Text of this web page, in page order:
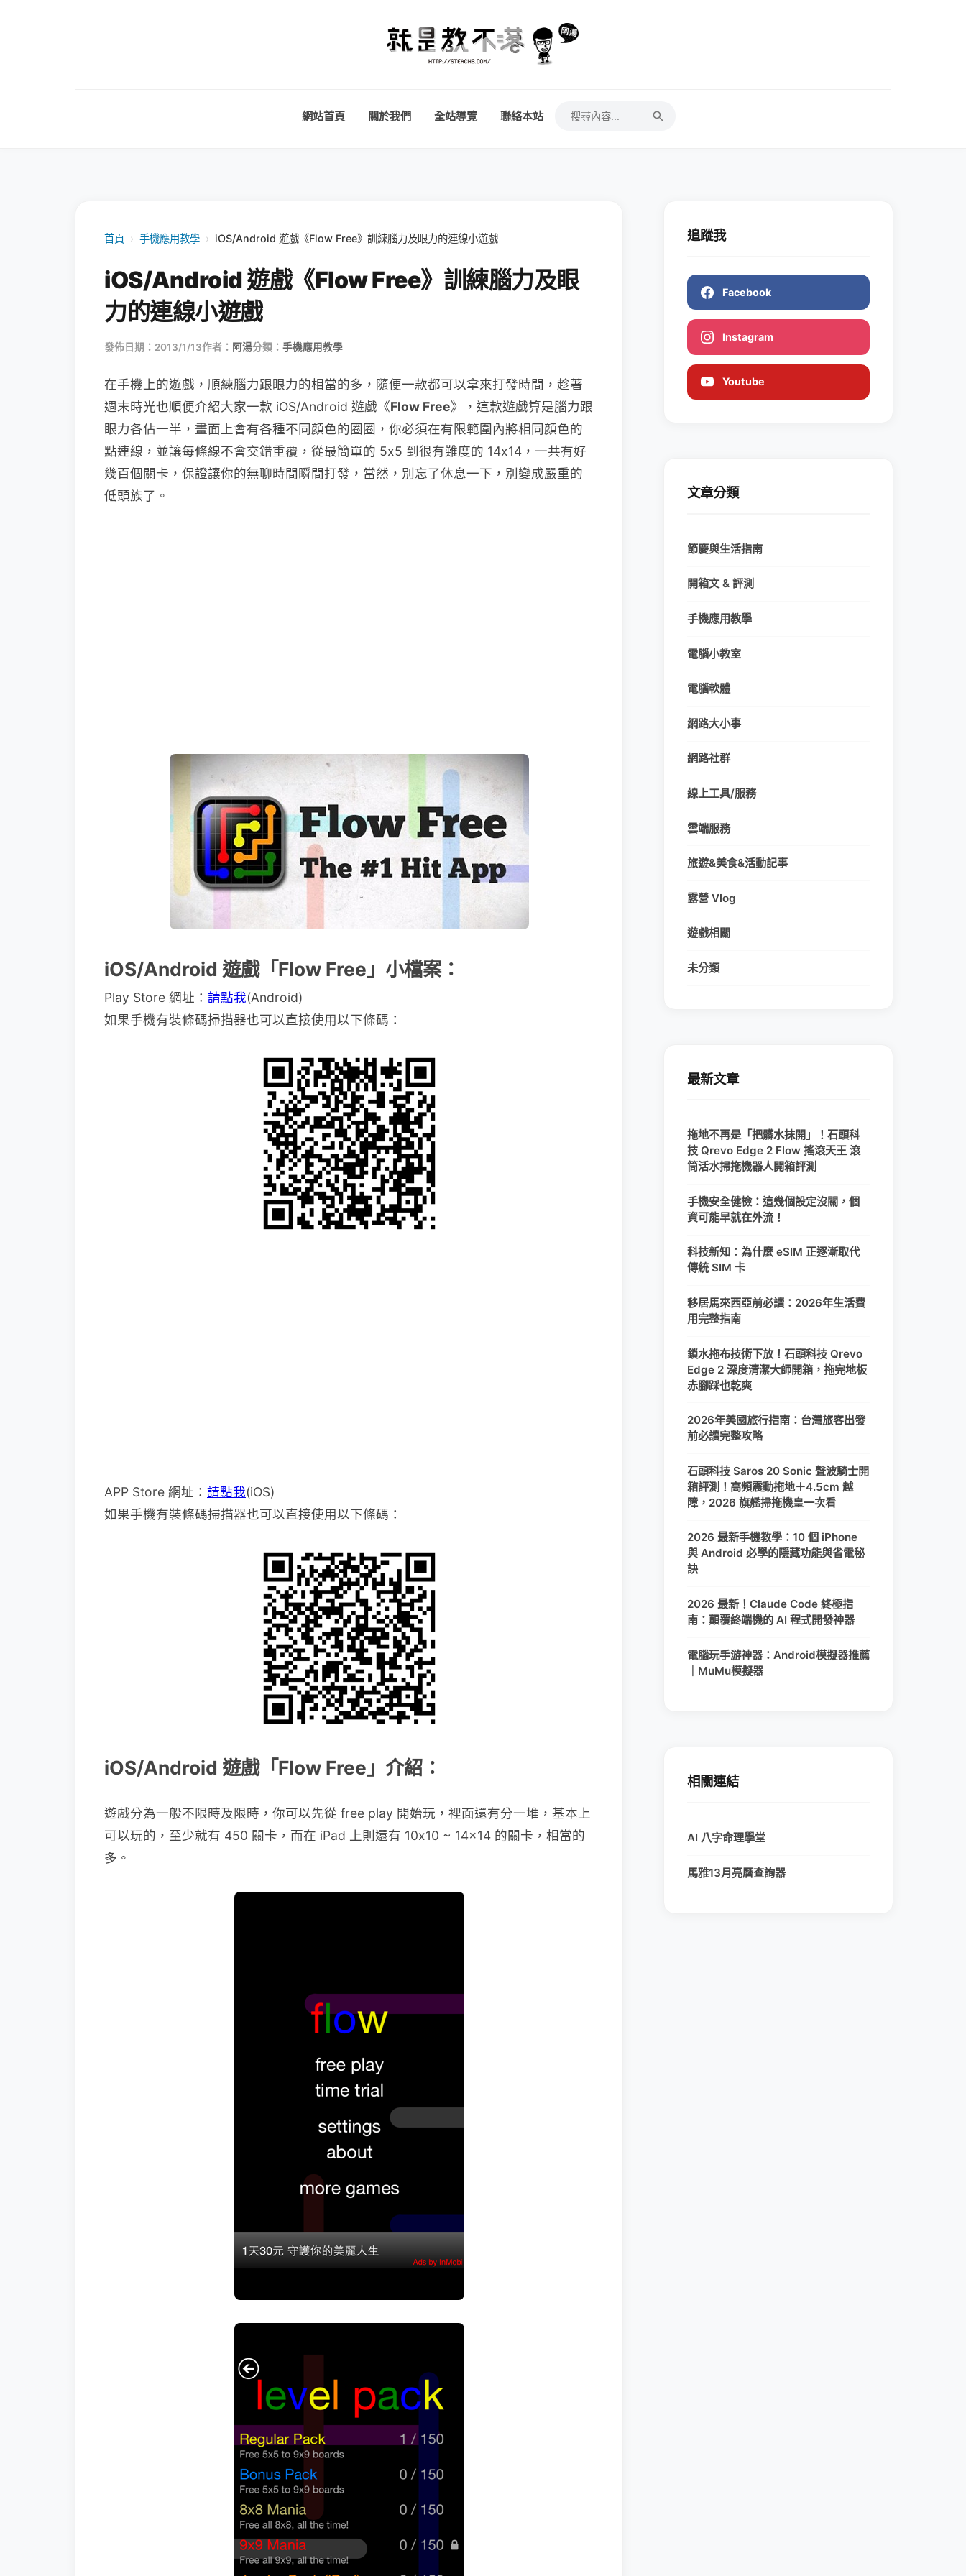
網站首頁 關於我們 全站導覽 聯絡本站
首頁 › 手機應用教學 › iOS/Android 遊戲《Flow Free》訓練腦力及眼力的連線小遊戲
iOS/Android 遊戲《Flow Free》訓練腦力及眼
力的連線小遊戲
發佈日期：2013/1/13作者： 阿湯分類： 手機應用教學
在手機上的遊戲，順練腦力跟眼力的相當的多，隨便一款都可以拿來打發時間，趁著
週末時光也順便介紹大家一款 iOS/Android 遊戲《Flow Free》，這款遊戲算是腦力跟
眼力各佔一半，畫面上會有各種不同顏色的圈圈，你必須在有限範圍內將相同顏色的
點連線，並讓每條線不會交錯重覆，從最簡單的 5x5 到很有難度的 14x14，一共有好
幾百個關卡，保證讓你的無聊時間瞬間打發，當然，別忘了休息一下，別變成嚴重的
低頭族了。
iOS/Android 遊戲「Flow Free」小檔案：
Play Store 網址： 請點我(Android)
如果手機有裝條碼掃描器也可以直接使用以下條碼：
APP Store 網址： 請點我(iOS)
如果手機有裝條碼掃描器也可以直接使用以下條碼：
iOS/Android 遊戲「Flow Free」介紹：
遊戲分為一般不限時及限時，你可以先從 free play 開始玩，裡面還有分一堆，基本上
可以玩的，至少就有 450 關卡，而在 iPad 上則還有 10x10 ~ 14x14 的關卡，相當的
多。
追蹤我
Facebook
Instagram
Youtube
文章分類
節慶與生活指南
開箱文 & 評測
手機應用教學
電腦小教室
電腦軟體
網路大小事
網路社群
線上工具/服務
雲端服務
旅遊&美食&活動記事
露營 Vlog
遊戲相關
未分類
最新文章
拖地不再是「把髒水抹開」！石頭科
技 Qrevo Edge 2 Flow 搖滾天王 滾
筒活水掃拖機器人開箱評測
手機安全健檢：這幾個設定沒關，個
資可能早就在外流！
科技新知：為什麼 eSIM 正逐漸取代
傳統 SIM 卡
移居馬來西亞前必讀：2026年生活費
用完整指南
鎖水拖布技術下放！石頭科技 Qrevo
Edge 2 深度清潔大師開箱，拖完地板
赤腳踩也乾爽
2026年美國旅行指南：台灣旅客出發
前必讀完整攻略
石頭科技 Saros 20 Sonic 聲波騎士開
箱評測！高頻震動拖地＋4.5cm 越
障，2026 旗艦掃拖機皇一次看
2026 最新手機教學：10 個 iPhone
與 Android 必學的隱藏功能與省電秘
訣
2026 最新！Claude Code 終極指
南：顛覆終端機的 AI 程式開發神器
電腦玩手游神器：Android模擬器推薦
｜MuMu模擬器
相關連結
AI 八字命理學堂
馬雅13月亮曆查詢器